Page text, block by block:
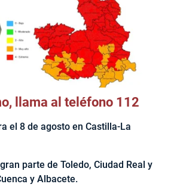
llama al teléfono 112
el 8 de agosto en Castilla-La
parte de Toledo, Ciudad Real y
y Albacete.